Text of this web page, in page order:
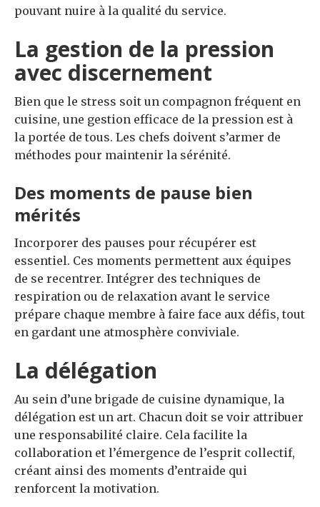
pouvant nuire à la qualité du service.
La gestion de la pression
avec discernement
Bien que le stress soit un compagnon fréquent en
cuisine, une gestion efficace de la pression est à
la portée de tous. Les chefs doivent s’armer de
méthodes pour maintenir la sérénité.
Des moments de pause bien
mérités
Incorporer des pauses pour récupérer est
essentiel. Ces moments permettent aux équipes
de se recentrer. Intégrer des techniques de
respiration ou de relaxation avant le service
prépare chaque membre à faire face aux défis, tout
en gardant une atmosphère conviviale.
La délégation
Au sein d’une brigade de cuisine dynamique, la
délégation est un art. Chacun doit se voir attribuer
une responsabilité claire. Cela facilite la
collaboration et l’émergence de l’esprit collectif,
créant ainsi des moments d’entraide qui
renforcent la motivation.